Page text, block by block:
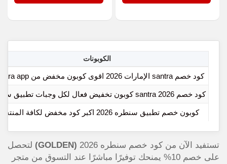
الكوبونات
كود خصم santra الإمارات 2026 اقوى كوبون مخفض من santara app
كود خصم santra 2026 كوبون تخفيض فعال لكل وجبات تطبيق سنطره
كوبون خصم تطبيق سنطره 2026 اكبر كود مخفض لكافة المنتجات
تستفيد الآن من كود خصم سنطره 2026 (GOLDEN)
لتحصل
على خصم 10% يمنحك توفيرًا مباشرًا عند التسوق من متجر